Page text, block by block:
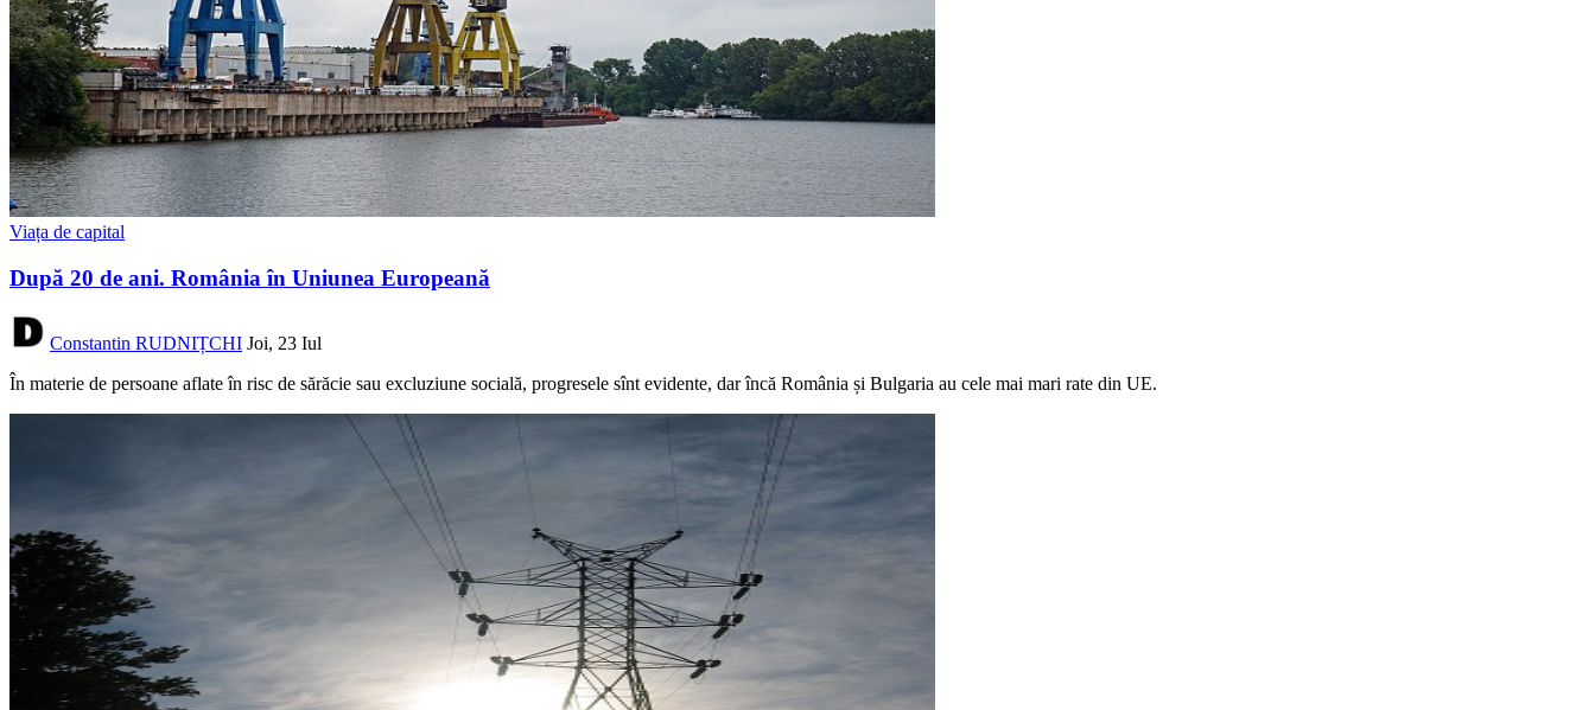
Viața de capital
După 20 de ani. România în Uniunea Europeană
Constantin RUDNIȚCHI Joi, 23 Iul
În materie de persoane aflate în risc de sărăcie sau excluziune socială, progresele sînt evidente, dar încă România și Bulgaria au cele mai mari rate din UE.